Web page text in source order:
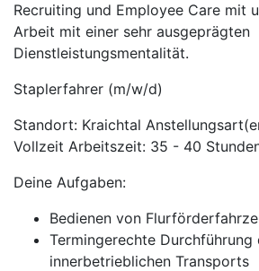
Recruiting und Employee Care mit
Arbeit mit einer sehr ausgeprägten
Dienstleistungsmentalität.
Staplerfahrer (m/w/d)
Standort: Kraichtal
Vollzeit Arbeitszeit: 35 - 40
Deine Aufgaben:
Bedienen von
Termingerechte Durchführung
innerbetrieblichen Transports